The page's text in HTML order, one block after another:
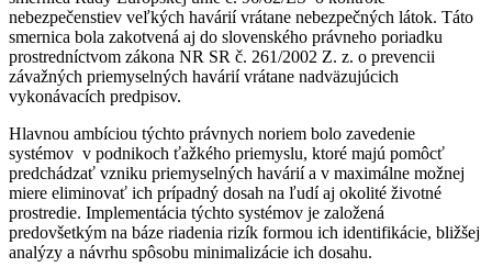
nebezpečenstiev veľkých havárií vrátane nebezpečných látok. Táto
smernica bola zakotvená aj do slovenského právneho poriadku
prostredníctvom zákona NR SR č. 261/2002 Z. z. o prevencii
závažných priemyselných havárií vrátane nadväzujúcich
vykonávacích predpisov.
Hlavnou ambíciou týchto právnych noriem bolo zavedenie
systémov v podnikoch ťažkého priemyslu, ktoré majú pomôcť
predchádzať vzniku priemyselných havárií a v maximálne možnej
miere eliminovať ich prípadný dosah na ľudí aj okolité životné
prostredie. Implementácia týchto systémov je založená
predovšetkým na báze riadenia rizík formou ich identifikácie, bližšej
analýzy a návrhu spôsobu minimalizácie ich dosahu.